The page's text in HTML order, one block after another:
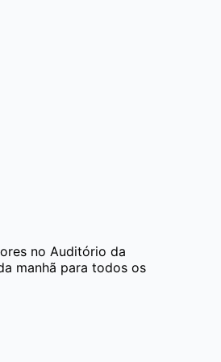
no Auditório da
manhã para todos os